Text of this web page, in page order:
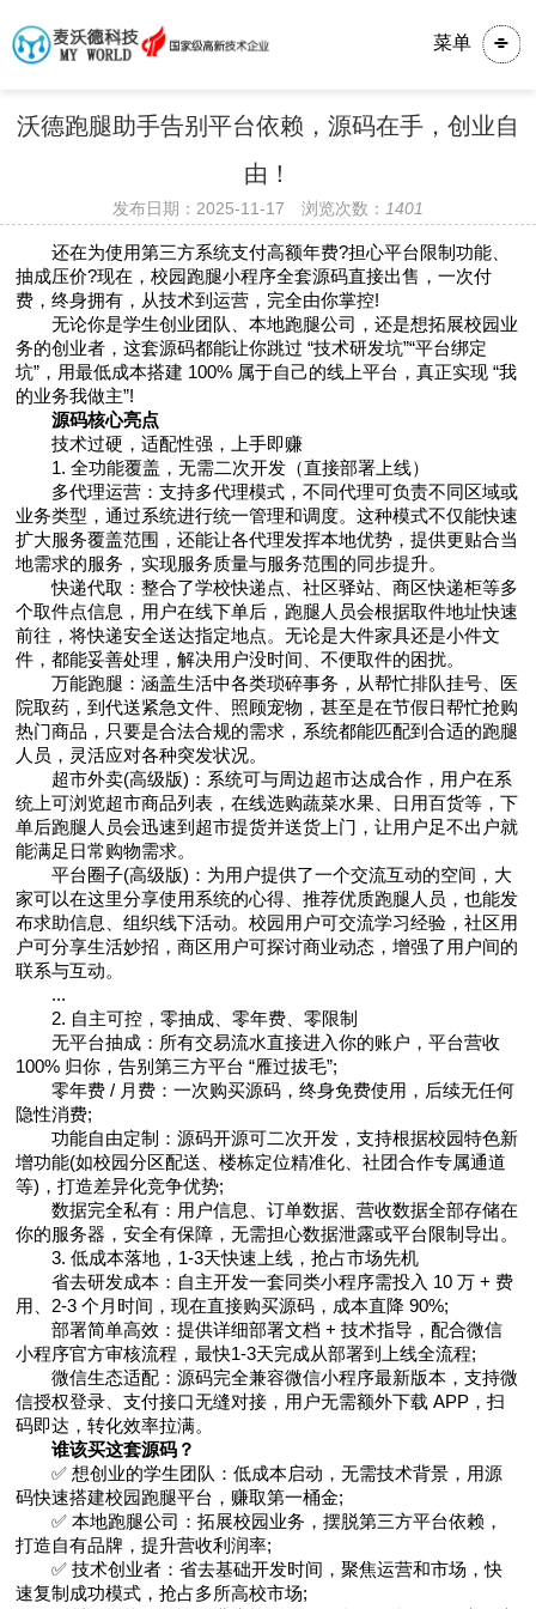
菜单
沃德跑腿助手告别平台依赖，源码在手，创业自
由！
发布日期：2025-11-17 浏览次数： 1401
还在为使用第三方系统支付高额年费?担心平台限制功能、
抽成压价?现在，校园跑腿小程序全套源码直接出售，一次付
费，终身拥有，从技术到运营，完全由你掌控!
无论你是学生创业团队、本地跑腿公司，还是想拓展校园业
务的创业者，这套源码都能让你跳过 “技术研发坑”“平台绑定
坑”，用最低成本搭建 100% 属于自己的线上平台，真正实现 “我
的业务我做主”!
源码核心亮点
技术过硬，适配性强，上手即赚
1. 全功能覆盖，无需二次开发（直接部署上线）
多代理运营：支持多代理模式，不同代理可负责不同区域或
业务类型，通过系统进行统一管理和调度。这种模式不仅能快速
扩大服务覆盖范围，还能让各代理发挥本地优势，提供更贴合当
地需求的服务，实现服务质量与服务范围的同步提升。
快递代取：整合了学校快递点、社区驿站、商区快递柜等多
个取件点信息，用户在线下单后，跑腿人员会根据取件地址快速
前往，将快递安全送达指定地点。无论是大件家具还是小件文
件，都能妥善处理，解决用户没时间、不便取件的困扰。
万能跑腿：涵盖生活中各类琐碎事务，从帮忙排队挂号、医
院取药，到代送紧急文件、照顾宠物，甚至是在节假日帮忙抢购
热门商品，只要是合法合规的需求，系统都能匹配到合适的跑腿
人员，灵活应对各种突发状况。
超市外卖(高级版)：系统可与周边超市达成合作，用户在系
统上可浏览超市商品列表，在线选购蔬菜水果、日用百货等，下
单后跑腿人员会迅速到超市提货并送货上门，让用户足不出户就
能满足日常购物需求。
平台圈子(高级版)：为用户提供了一个交流互动的空间，大
家可以在这里分享使用系统的心得、推荐优质跑腿人员，也能发
布求助信息、组织线下活动。校园用户可交流学习经验，社区用
户可分享生活妙招，商区用户可探讨商业动态，增强了用户间的
联系与互动。
...
2. 自主可控，零抽成、零年费、零限制
无平台抽成：所有交易流水直接进入你的账户，平台营收
100% 归你，告别第三方平台 “雁过拔毛”;
零年费 / 月费：一次购买源码，终身免费使用，后续无任何
隐性消费;
功能自由定制：源码开源可二次开发，支持根据校园特色新
增功能(如校园分区配送、楼栋定位精准化、社团合作专属通道
等)，打造差异化竞争优势;
数据完全私有：用户信息、订单数据、营收数据全部存储在
你的服务器，安全有保障，无需担心数据泄露或平台限制导出。
3. 低成本落地，1-3天快速上线，抢占市场先机
省去研发成本：自主开发一套同类小程序需投入 10 万 + 费
用、2-3 个月时间，现在直接购买源码，成本直降 90%;
部署简单高效：提供详细部署文档 + 技术指导，配合微信
小程序官方审核流程，最快1-3天完成从部署到上线全流程;
微信生态适配：源码完全兼容微信小程序最新版本，支持微
信授权登录、支付接口无缝对接，用户无需额外下载 APP，扫
码即达，转化效率拉满。
谁该买这套源码？
✅ 想创业的学生团队：低成本启动，无需技术背景，用源
码快速搭建校园跑腿平台，赚取第一桶金;
✅ 本地跑腿公司：拓展校园业务，摆脱第三方平台依赖，
打造自有品牌，提升营收利润率;
✅ 技术创业者：省去基础开发时间，聚焦运营和市场，快
速复制成功模式，抢占多所高校市场;